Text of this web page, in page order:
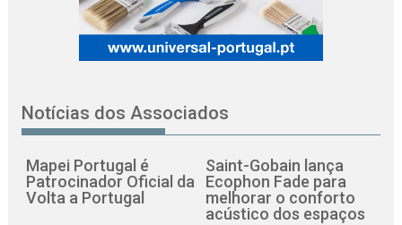
Notícias dos Associados
Mapei Portugal é
Patrocinador Oficial da
Volta a Portugal
Saint-Gobain lança
Ecophon Fade para
melhorar o conforto
acústico dos espaços